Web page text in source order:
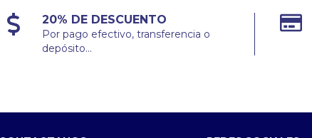
20% DE DESCUENTO
Por pago efectivo, transferencia o
depósito...